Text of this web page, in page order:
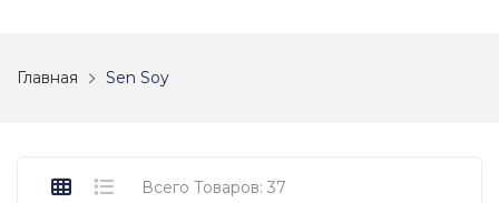
Главная Sen Soy
Всего Товаров: 37